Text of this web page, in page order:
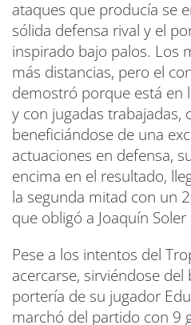
ataques que producía se
sólida defensa rival y el
inspirado bajo palos. Los
más distancias, pero el
demostró porque está en
y con jugadas trabajadas,
beneficiándose de una
actuaciones en defensa,
encima en el resultado,
la segunda mitad con un
que obligó a Joaquín
Pese a los intentos del
acercarse, sirviéndose
portería de su jugador
marchó del partido con 9